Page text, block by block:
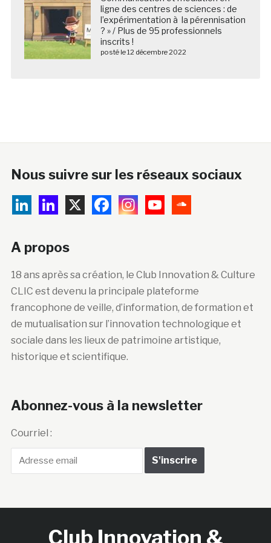
ligne des centres de sciences : de
l’expérimentation à la pérennisation
? » / Plus de 95 professionnels
inscrits !
posté le 12 décembre 2022
Nous suivre sur les réseaux sociaux
A propos
18 ans après sa création, le Club Innovation & Culture
CLIC est devenu la principale plateforme
francophone de veille, d’information, de formation et
de mutualisation sur l’innovation technologique et
sociale dans les lieux de patrimoine artistique,
historique et scientifique.
Abonnez-vous à la newsletter
Courriel :
Club Innovation &